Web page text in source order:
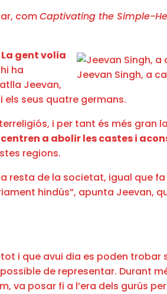
comCaptivating the Simple-
Jeevan Singh, a
La gent volia
ha
Jeevan,
seus quatre germans.
i per tant és més gran
a abolir les castes i
regions.
de la societat, igual que
hindús”, apunta Jeevan,
i que avui dia es poden
de representar. Durant
va posar fi a l’era dels gurús